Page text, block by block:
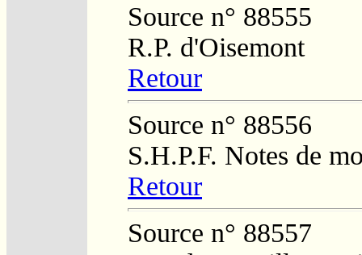
Source n° 88555
R.P. d'Oisemont
Retour
Source n° 88556
S.H.P.F. Notes de
Retour
Source n° 88557